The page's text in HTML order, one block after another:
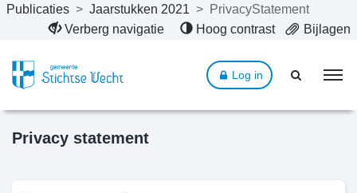
Naar hoofdinhoud
Publicaties > Jaarstukken 2021 > PrivacyStatement
Verberg navigatie
Hoog contrast Bijlagen
Log in
Privacy statement